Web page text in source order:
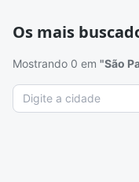
Os mais
Mostrando 0 em "São